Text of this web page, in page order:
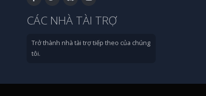
CÁC NHÀ TÀI TRỢ
Trở thành nhà tài trợ tiếp theo của chúng
tôi.